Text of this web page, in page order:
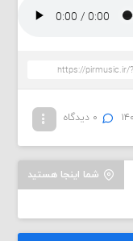
۰ دیدگاه
شما اینجا هستید